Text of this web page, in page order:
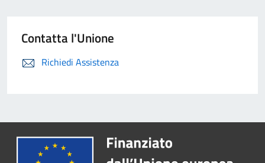
Contatta l'Unione
Richiedi Assistenza